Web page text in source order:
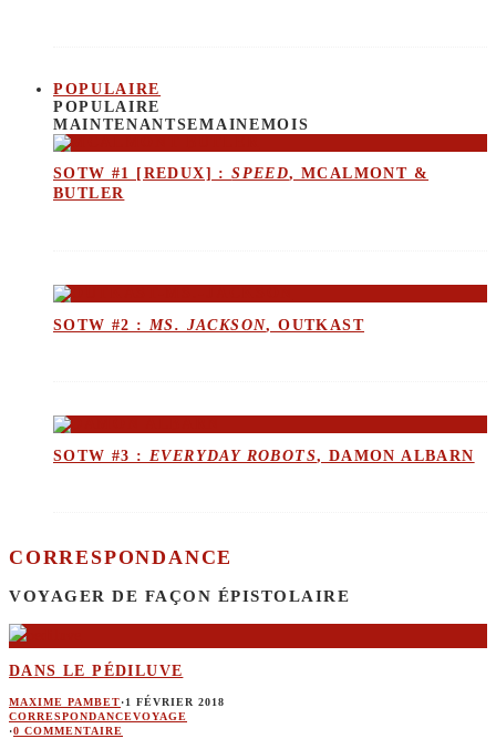
POPULAIRE
POPULAIRE
MAINTENANTSEMAINEMOIS
SOTW #1 [REDUX] :SPEED, MCALMONT &
BUTLER
SOTW #2 : MS. JACKSON, OUTKAST
SOTW #3 : EVERYDAY ROBOTS, DAMON ALBARN
CORRESPONDANCE
VOYAGER DE FAÇON ÉPISTOLAIRE
DANS LE PÉDILUVE
MAXIME PAMBET·1 FÉVRIER 2018
CORRESPONDANCEVOYAGE
·0 COMMENTAIRE